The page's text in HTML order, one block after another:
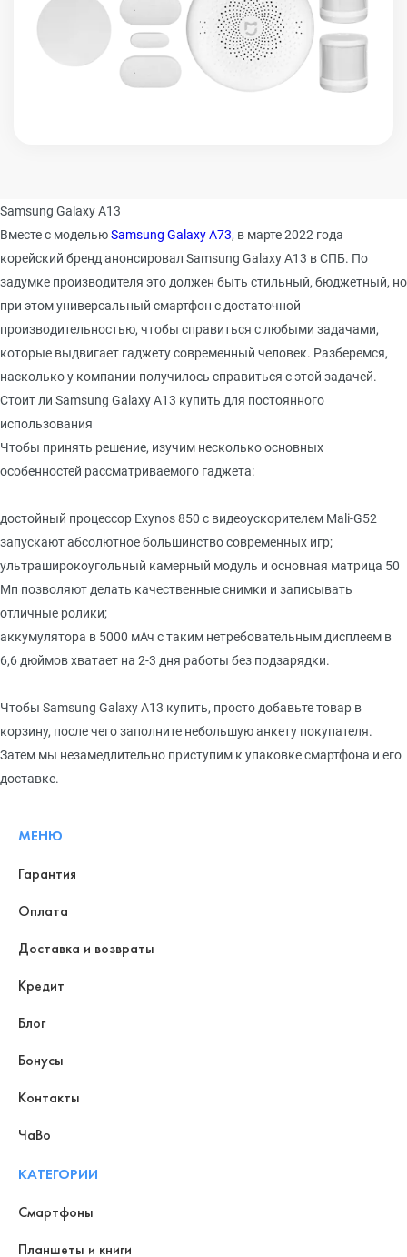
Samsung Galaxy A13
Вместе с модельюSamsung Galaxy A73, в марте 2022 года
корейский бренд анонсировал Samsung Galaxy A13 в СПБ. По
задумке производителя это должен быть стильный, бюджетный, но
при этом универсальный смартфон с достаточной
производительностью, чтобы справиться с любыми задачами,
которые выдвигает гаджету современный человек. Разберемся,
насколько у компании получилось справиться с этой задачей.
Стоит ли Samsung Galaxy A13 купить для постоянного
использования
Чтобы принять решение, изучим несколько основных
особенностей рассматриваемого гаджета:
достойный процессор Exynos 850 с видеоускорителем Mali-G52
запускают абсолютное большинство современных игр;
ультраширокоугольный камерный модуль и основная матрица 50
Мп позволяют делать качественные снимки и записывать
отличные ролики;
аккумулятора в 5000 мАч с таким нетребовательным дисплеем в
6,6 дюймов хватает на 2-3 дня работы без подзарядки.
Чтобы Samsung Galaxy A13 купить, просто добавьте товар в
корзину, после чего заполните небольшую анкету покупателя.
Затем мы незамедлительно приступим к упаковке смартфона и его
доставке.
МЕНЮ
Гарантия
Оплата
Доставка и возвраты
Кредит
Блог
Бонусы
Контакты
ЧаВо
КАТЕГОРИИ
Смартфоны
Планшеты и книги